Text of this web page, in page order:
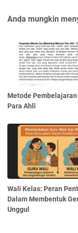
Anda mungkin
Metode
Para Ahli
Wali Kelas: Peran
Dalam Membentuk
Unggul